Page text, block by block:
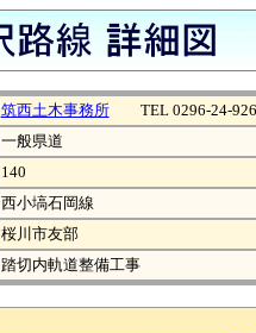
筑西土木事務所TEL 0296-24-
一般県道
140
西小塙石岡線
桜川市友部
踏切内軌道整備工事